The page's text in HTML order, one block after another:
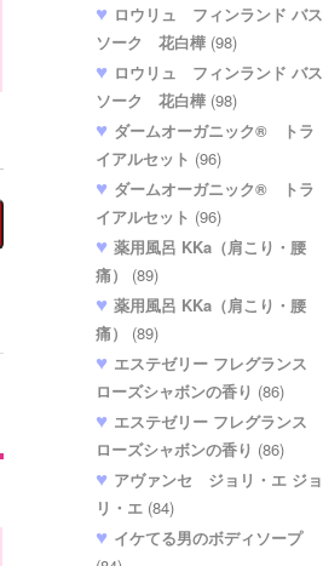
ロウリュ フィンランド バス
ソーク 花白樺 (98)
ロウリュ フィンランド バス
ソーク 花白樺 (98)
ダームオーガニック® トラ
イアルセット (96)
ダームオーガニック® トラ
イアルセット (96)
薬用風呂 KKa（肩こり・腰
痛）
(89)
薬用風呂 KKa（肩こり・腰
痛）
(89)
エステゼリー フレグランス
ローズシャボンの香り (86)
エステゼリー フレグランス
ローズシャボンの香り (86)
アヴァンセ ジョリ・エ ジョ
リ・エ (84)
イケてる男のボディソープ